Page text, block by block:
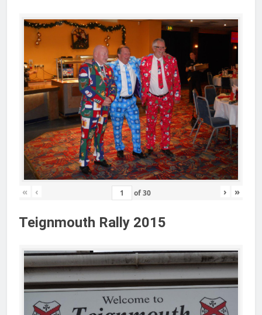
« ‹ of30 › »
Teignmouth Rally 2015